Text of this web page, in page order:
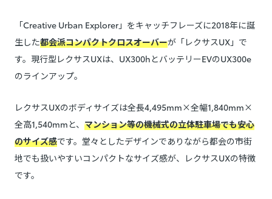
「Creative Urban Explorer」をキャッチフレーズに2018年に誕
生した都会派コンパクトクロスオーバーが「レクサスUX」で
す。現行型レクサスUXは、UX300hとバッテリーEVのUX300e
のラインアップ。
レクサスUXのボディサイズは全長4,495mm×全幅1,840mm×
全高1,540mmと、 マンション等の機械式の立体駐車場でも安心
のサイズ感です。堂々としたデザインでありながら都会の市街
地でも扱いやすいコンパクトなサイズ感が、レクサスUXの特徴
です。